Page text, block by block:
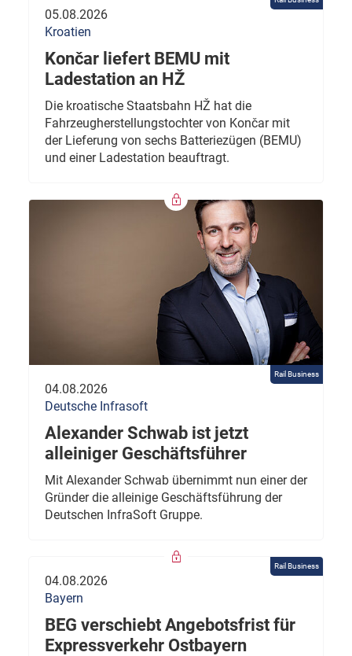
05.08.2026
Kroatien
Končar liefert BEMU mit
Ladestation an HŽ
Die kroatische Staatsbahn HŽ hat die
Fahrzeugherstellungstochter von Končar mit
der Lieferung von sechs Batteriezügen (BEMU)
und einer Ladestation beauftragt.
Rail Business
04.08.2026
Deutsche Infrasoft
Alexander Schwab ist jetzt
alleiniger Geschäftsführer
Mit Alexander Schwab übernimmt nun einer der
Gründer die alleinige Geschäftsführung der
Deutschen InfraSoft Gruppe.
Rail Business
04.08.2026
Bayern
BEG verschiebt Angebotsfrist für
Expressverkehr Ostbayern